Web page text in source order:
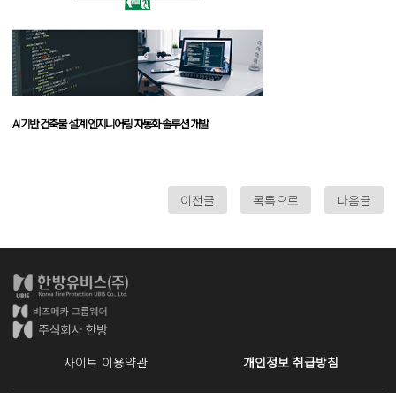
AI 기반 건축물 설계 엔지니어링 자동화 솔루션 개발
이전글 목록으로 다음글
사이트 이용약관 개인정보 취급방침